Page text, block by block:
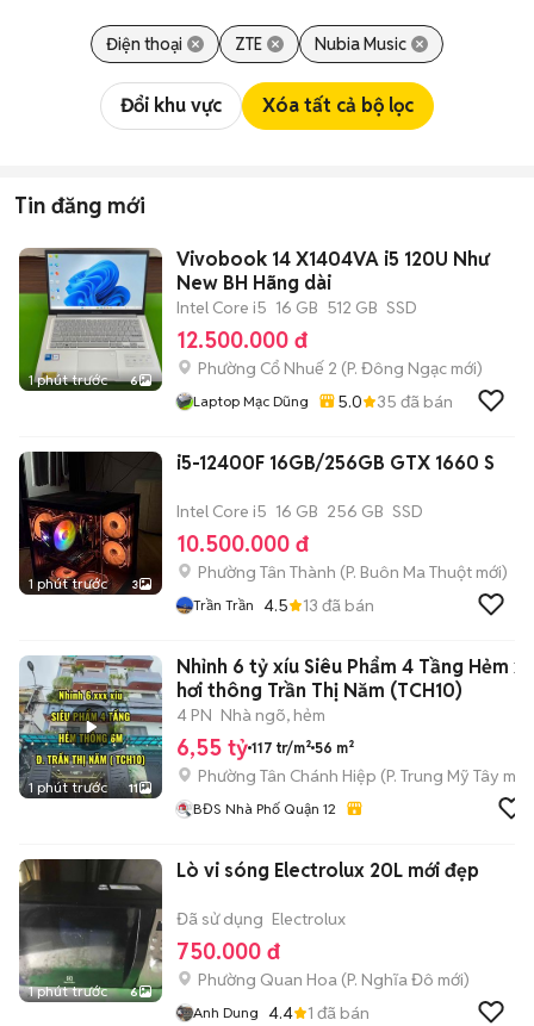
Điện thoại ZTE Nubia Music
Đổi khu vực Xóa tất cả bộ lọc
Tin đăng mới
1 phút trước 6
Vivobook 14 X1404VA i5 120U Như
New BH Hãng dài
Intel Core i5 16 GB 512 GB SSD
12.500.000 đ
Phường Cổ Nhuế 2 (P. Đông Ngạc mới)
Laptop Mạc Dũng 5.0 35 đã bán
1 phút trước 3
i5-12400F 16GB/256GB GTX 1660 S
Intel Core i5 16 GB 256 GB SSD
10.500.000 đ
Phường Tân Thành (P. Buôn Ma Thuột mới)
Trần Trần 4.5 13 đã bán
1 phút trước 11
Nhỉnh 6 tỷ xíu Siêu Phẩm 4 Tầng Hẻm xe
hơi thông Trần Thị Năm (TCH10)
4 PN Nhà ngõ, hẻm
6,55 tỷ 117 tr/m² 56 m²
Phường Tân Chánh Hiệp (P. Trung Mỹ Tây mới)
BĐS Nhà Phố Quận 12
1 phút trước 6
Lò vi sóng Electrolux 20L mới đẹp
Đã sử dụng Electrolux
750.000 đ
Phường Quan Hoa (P. Nghĩa Đô mới)
Anh Dung 4.4 1 đã bán